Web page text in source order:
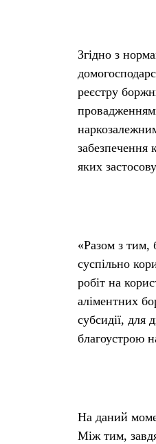
Згідно з
реєстру
забезпечення
яких
«Разом з тим,
суспільно
робіт на
аліментних
субсидії, для
благоустрою
На даний
Між тим,